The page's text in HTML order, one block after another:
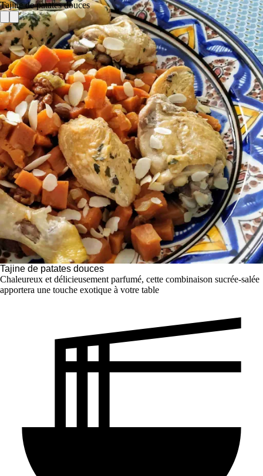
Tajine de patates douces
Tajine de patates douces
Chaleureux et délicieusement parfumé, cette combinaison sucrée-salée
apportera une touche exotique à votre table